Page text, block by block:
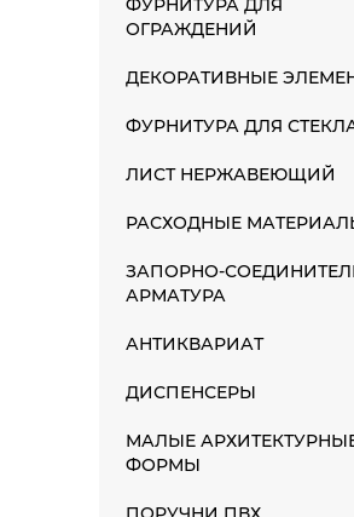
ФУРНИТУРА ДЛЯ
ОГРАЖДЕНИЙ
ДЕКОРАТИВНЫЕ
ФУРНИТУРА ДЛЯ
ЛИСТ НЕРЖАВЕЮЩИЙ
РАСХОДНЫЕ
ЗАПОРНО-
АРМАТУРА
АНТИКВАРИАТ
ДИСПЕНСЕРЫ
МАЛЫЕ
ФОРМЫ